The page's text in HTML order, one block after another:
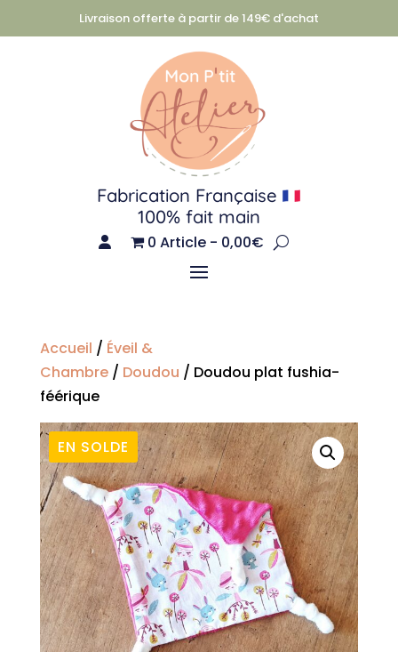
Livraison offerte à partir de 149€ d'achat
Fabrication Française
100% fait main
0 Article 0,00€
Accueil / Éveil &
Chambre/ Doudou / Doudou plat fushia-
féérique
EN SOLDE